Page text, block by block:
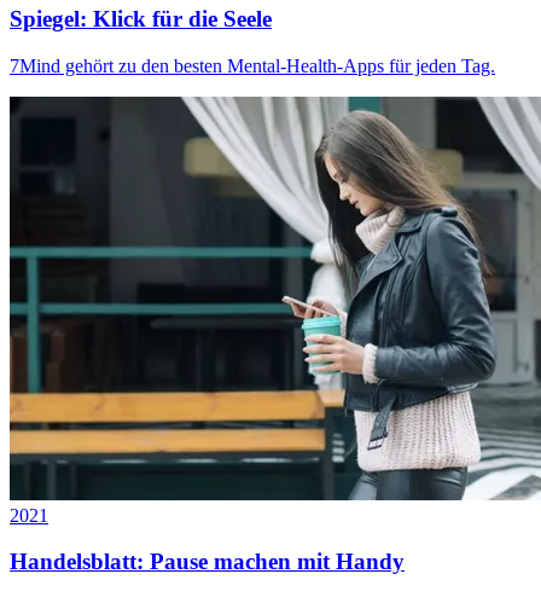
Spiegel: Klick für die Seele
7Mind gehört zu den besten Mental-Health-Apps für jeden Tag.
2021
Handelsblatt: Pause machen mit Handy